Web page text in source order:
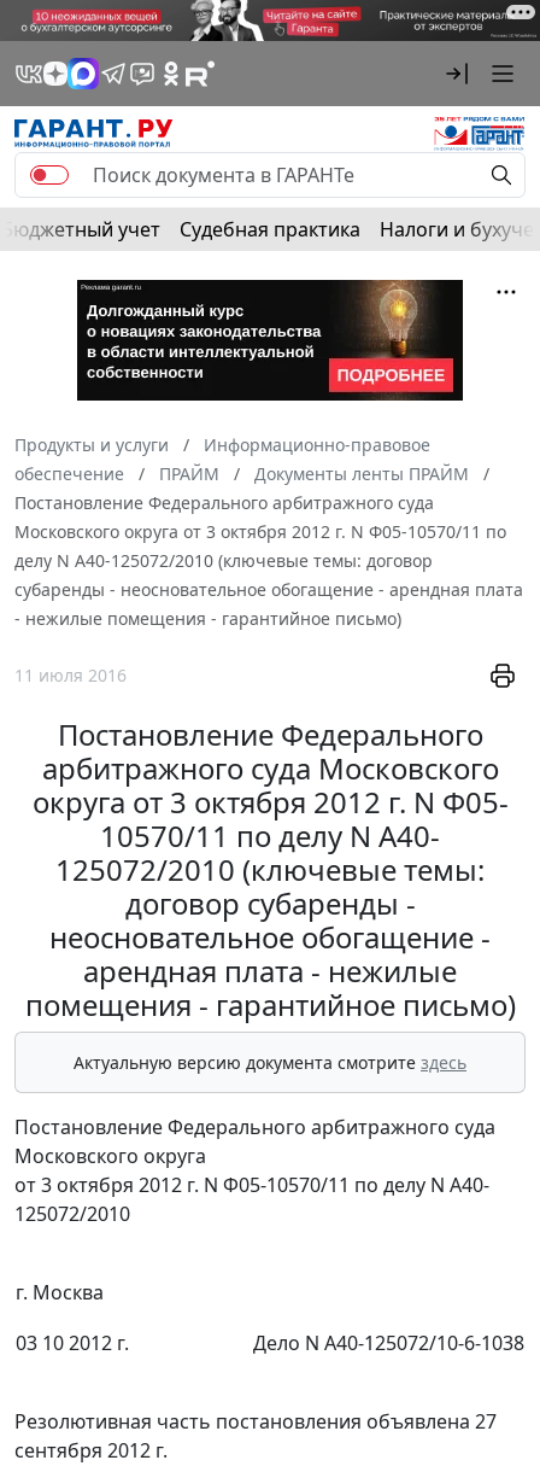
Бюджетный учет Судебная практика Налоги и
Продукты и услуги
Информационно-правовое
обеспечение
ПРАЙМ
Документы ленты ПРАЙМ
Постановление Федерального арбитражного суда
Московского округа от 3 октября 2012 г. N Ф05-10570/11 по
делу N А40-125072/2010 (ключевые темы: договор
субаренды - неосновательное обогащение - арендная плата
- нежилые помещения - гарантийное письмо)
11 июля 2016
Постановление Федерального
арбитражного суда Московского
округа от 3 октября 2012 г. N Ф05-
10570/11 по делу N А40-
125072/2010 (ключевые темы:
договор субаренды -
неосновательное обогащение -
арендная плата - нежилые
помещения - гарантийное письмо)
Актуальную версию документа смотрите здесь
Постановление Федерального арбитражного суда
Московского округа
от 3 октября 2012 г. N Ф05-10570/11 по делу N А40-
125072/2010
г. Москва
03 10 2012 г.
Дело N А40-125072/10-6-1038
Резолютивная часть постановления объявлена 27
сентября 2012 г.